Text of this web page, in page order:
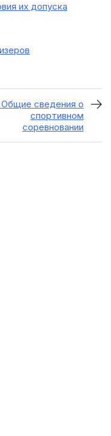
их допуска
Общие сведения о
спортивном
соревновании